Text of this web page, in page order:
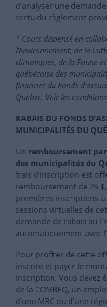
d’analyser une
vertu du règlement
* Cours dispensé en
l’Environnement, de la
climatiques, de la Faune
québécoise des
financier du Fonds
Québec. Voir les
RABAIS DU FONDS
MUNICIPALITÉS DU
Un remboursement par
des municipalités du
frais d’inscription est
remboursement de 75
premières inscriptions à
sessions virtuelles de
demande de rabais au
automatiquement avec
Pour profiter de cette
inscrire et payer le
inscription. Vous devez
de la COMBEQ, un
d’une MRC ou d’une